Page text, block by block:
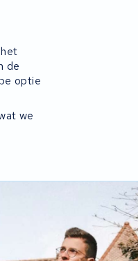
de
optie
we